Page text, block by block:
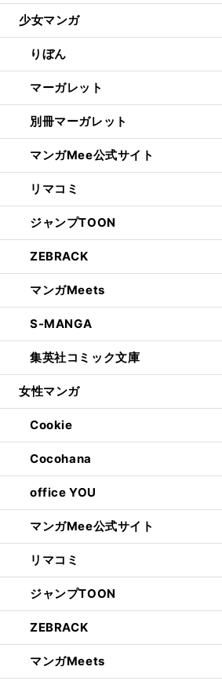
少女マンガ
りぼん
マーガレット
別冊マーガレット
マンガMee公式サイト
リマコミ
ジャンプTOON
ZEBRACK
マンガMeets
S-MANGA
集英社コミック文庫
女性マンガ
Cookie
Cocohana
office YOU
マンガMee公式サイト
リマコミ
ジャンプTOON
ZEBRACK
マンガMeets